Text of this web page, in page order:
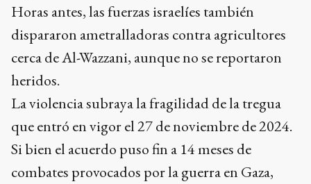
Horas antes, las fuerzas israelíes también
dispararon ametralladoras contra agricultores
cerca de Al-Wazzani, aunque no se reportaron
heridos.
La violencia subraya la fragilidad de la tregua
que entró en vigor el 27 de noviembre de 2024.
Si bien el acuerdo puso fin a 14 meses de
combates provocados por la guerra en Gaza,